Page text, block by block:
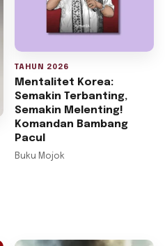
TAHUN 2026
Mentalitet Korea:
Semakin Terbanting,
Semakin Melenting!
Komandan Bambang
Pacul
Buku Mojok